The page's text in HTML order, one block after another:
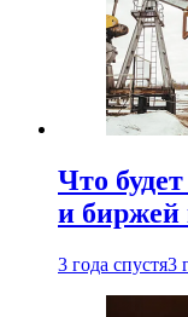
Что
и биржей
3 года спустя3